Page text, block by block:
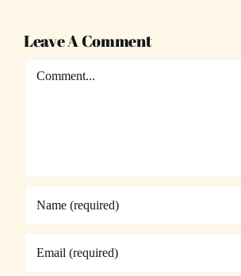
Leave A Comment
Comment